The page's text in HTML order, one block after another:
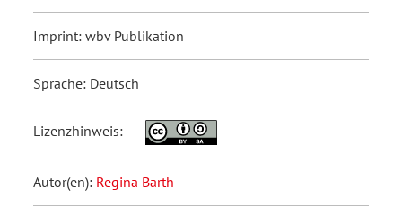
Imprint: wbv Publikation
Sprache: Deutsch
Lizenzhinweis:
Autor(en): Regina Barth